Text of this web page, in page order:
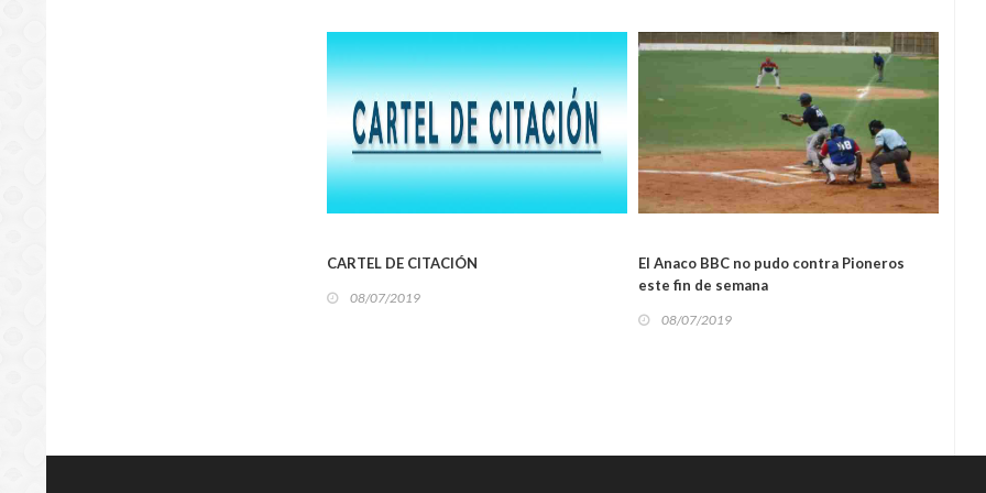
CARTEL DE CITACIÓN
08/07/2019
DEPORTES
El Anaco BBC no pudo contra Pioneros
este fin de semana
08/07/2019